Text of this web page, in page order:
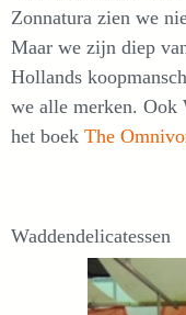
Zonnatura zien we
Maar we zijn diep
Hollands
we alle merken. Ook
het boek The
Waddendelicatessen